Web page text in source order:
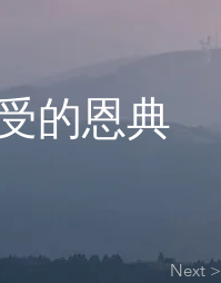
的恩典
Next >